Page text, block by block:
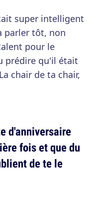
super intelligent
parler tôt, non
pour le
prédire qu'il était
chair de ta chair,
d'anniversaire
fois et que du
de te le